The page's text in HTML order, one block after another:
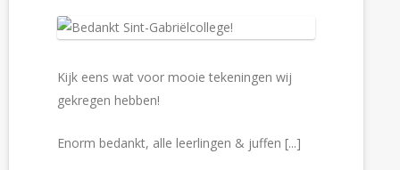
Kijk eens wat voor mooie tekeningen wij
gekregen hebben!
Enorm bedankt, alle leerlingen & juffen [...]